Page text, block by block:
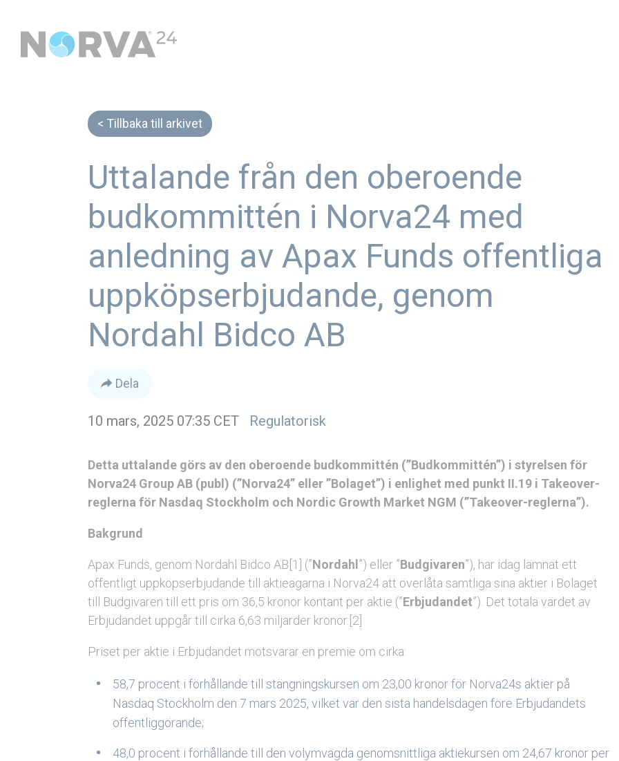
Tillbaka till arkivet
Uttalande från den oberoende
budkommittén i Norva24 med
anledning av Apax Funds offentliga
uppköpserbjudande, genom
Nordahl Bidco AB
Dela
10 mars, 2025 07:35 CET Regulatorisk
Detta uttalande görs av den oberoende budkommittén (”Budkommittén”) i styrelsen för
Norva24 Group AB (publ) (”Norva24” eller ”Bolaget”) i enlighet med punkt II.19 i Takeover-
reglerna för Nasdaq Stockholm och Nordic Growth Market NGM (”Takeover-reglerna”).
Bakgrund
Apax Funds, genom Nordahl Bidco AB[1] (”Nordahl ”) eller ”Budgivaren”), har idag lämnat ett
offentligt uppköpserbjudande till aktieägarna i Norva24 att överlåta samtliga sina aktier i Bolaget
till Budgivaren till ett pris om 36,5 kronor kontant per aktie (”Erbjudandet”). Det totala värdet av
Erbjudandet uppgår till cirka 6,63 miljarder kronor.[2]
Priset per aktie i Erbjudandet motsvarar en premie om cirka:
58,7 procent i förhållande till stängningskursen om 23,00 kronor för Norva24s aktier på
Nasdaq Stockholm den 7 mars 2025, vilket var den sista handelsdagen före Erbjudandets
offentliggörande;
48,0 procent i förhållande till den volymvägda genomsnittliga aktiekursen om 24,67 kronor per